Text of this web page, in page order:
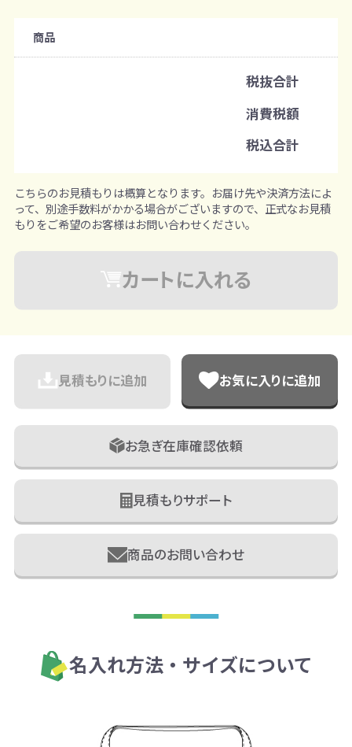
既製品：100枚から
名入れあり：100枚から
※既製品サンプルは各色3個まで
商品
税抜合計
消費税額
税込合計
こちらのお見積もりは概算となります。お届け先や決済方法によ
って、別途手数料がかかる場合がございますので、正式なお見積
もりをご希望のお客様はお問い合わせください。
カートに入れる
見積もりに追加 お気に入りに追加
お急ぎ在庫確認依頼
見積もりサポート
商品のお問い合わせ
名入れ方法・サイズについて